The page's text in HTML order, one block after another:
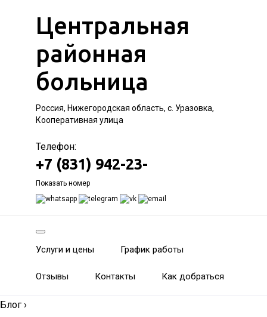
Центральная
районная
больница
Россия, Нижегородская область, с. Уразовка,
Кооперативная улица
Телефон:
+7 (831) 942-23-
Показать номер
Услуги и цены График работы
Отзывы Контакты Как добраться
Блог ›